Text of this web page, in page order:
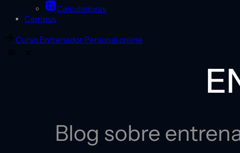
Calculadoras
Campus
Curso Entrenador Personal online
Blog sobre